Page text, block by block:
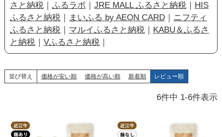
さと納税｜ ふるラボ JRE MALL ふるさと納税｜
HIS
ふるさと納税｜ まいふる by AEON CARD｜ ニフティ
ふるさと納税｜ マルイふるさと納税｜
KABU＆ふるさ
と納税｜ Vふるさと納税｜
並び替え 価格が安い順 価格が高い順 新着順 レビュー順
6件中 1-6件表示